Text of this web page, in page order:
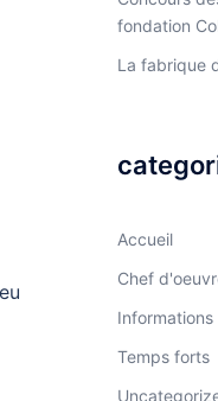
fondation
La fabrique
Accueil
Chef
Temps forts